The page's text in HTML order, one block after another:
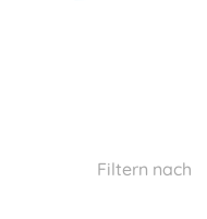
Filtern nach